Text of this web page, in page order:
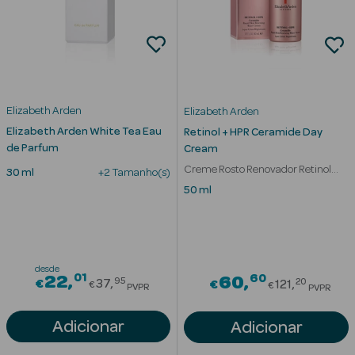
Cuidados de
Protetores
Solares de
Rosto
Protetores
Elizabeth Arden
Elizabeth Arden White Tea Eau
de Parfum
30 ml +2 Tamanho(s)
desde
€22 01Price reduced from
€37 95
PVPR
Adicionar
Elizabeth Arden
Retinol + HPR Ceramide Day
Cream
Creme Rosto Renovador Retinol
Textura Water Cream
50 ml
€60 60Price
€121 20
PVPR
Adicionar